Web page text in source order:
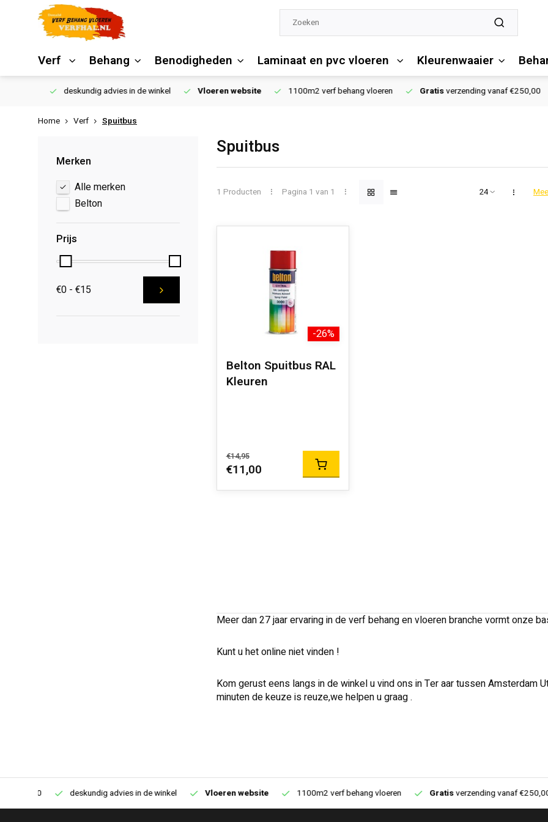
Verf Behang Benodigheden Laminaat en pvc vloeren Kleurenwaaier
deskundig advies in de winkel Vloeren website 1100m2 verf behang vloeren Gratisverzending vanaf €250,00
Home Verf Spuitbus
Merken
Alle merken
Belton
Prijs
€0 - €15
Spuitbus
1 Producten Pagina 1 van 1
-26%
Belton Spuitbus RAL
Kleuren
€14,95
€11,00
Meer dan 27 jaar ervaring in de verf behang en vloeren branche vormt onze
Kunt u het online niet vinden !
Kom gerust eens langs in de winkel u vind ons in Ter aar tussen Amsterdam
minuten de keuze is reuze,we helpen u graag .
deskundig advies in de winkel Vloeren website 1100m2 verf behang vloeren Gratisverzending vanaf €250,00